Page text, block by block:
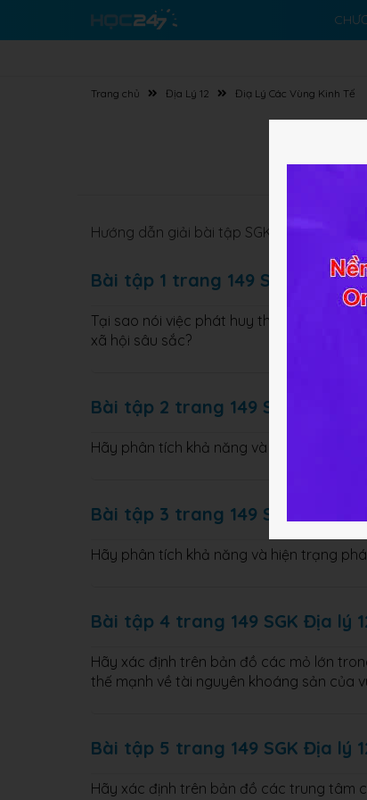
Trang chủ Địa Lý 12 Điạ Lý Các Vùng Kinh Tế
Hướng dẫn giải bài tập SGK
Bài tập 1 trang 149 SGK Địa lý
Tại sao nói việc phát huy thế mạnh của
xã hội sâu sắc?
Bài tập 2 trang 149 SGK Địa lý 12
Hãy phân tích khả năng và hiện trạng
Bài tập 3 trang 149 SGK Địa lý 12
Hãy phân tích khả năng và hiện trạng
Bài tập 4 trang 149 SGK Địa lý
Hãy xác định trên bản đồ các mỏ lớn
thế mạnh về tài nguyên khoáng sản của
Bài tập 5 trang 149 SGK Địa lý
Hãy xác định trên bản đồ các trung tâm